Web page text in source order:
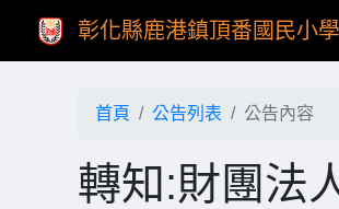
彰化縣鹿港鎮頂番國民小學
首頁 公告列表 公告內容
轉知:財團法